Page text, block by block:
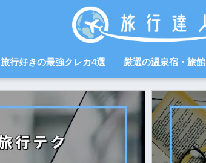
旅行好きの最強クレカ4選 厳選の温泉宿・旅館